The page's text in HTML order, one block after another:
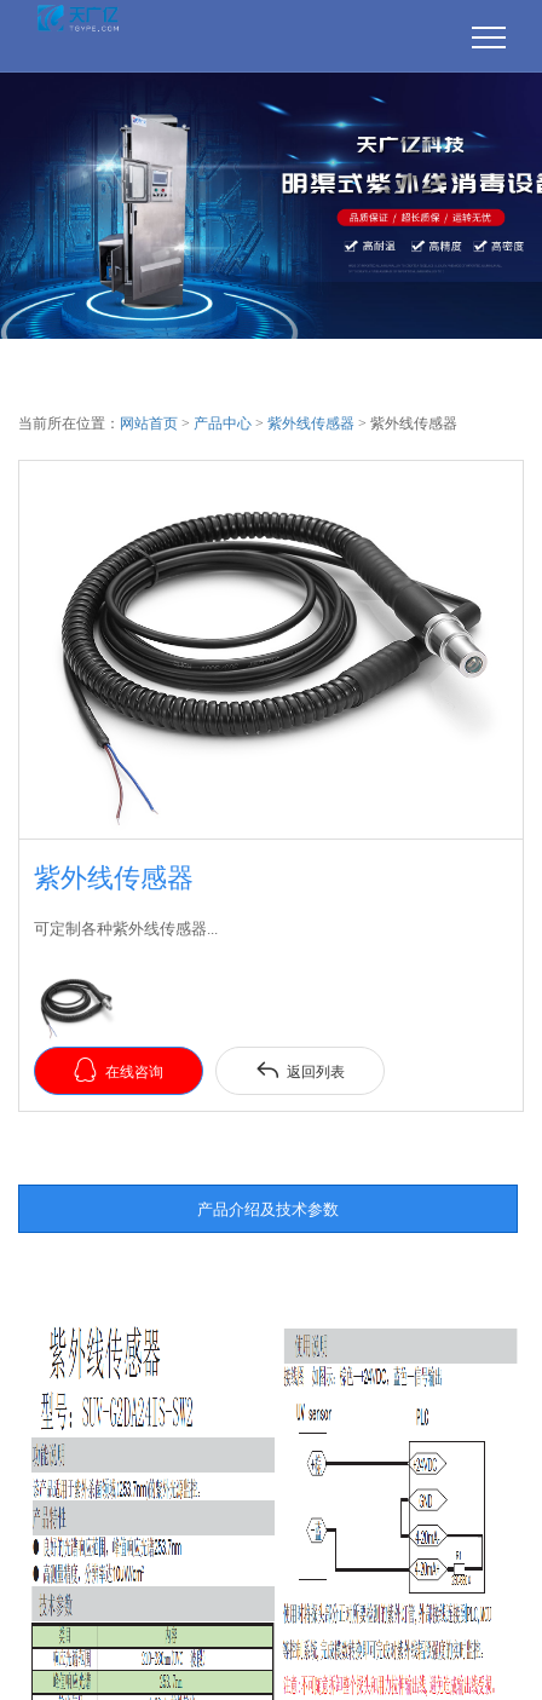
当前所在位置： 网站首页 > 产品中心 > 紫外线传感器 > 紫外线传感器
紫外线传感器
可定制各种紫外线传感器...
 在线咨询  返回列表
产品介绍及技术参数